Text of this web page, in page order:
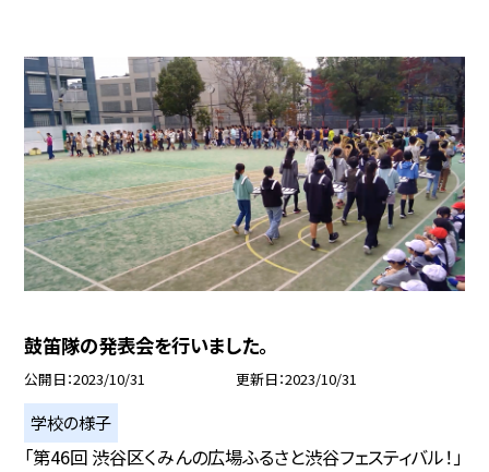
鼓笛隊の発表会を行いました。
公開日 2023/10/31 更新日 2023/10/31
学校の様子
「第46回 渋谷区くみんの広場ふるさと渋谷フェスティバル！」